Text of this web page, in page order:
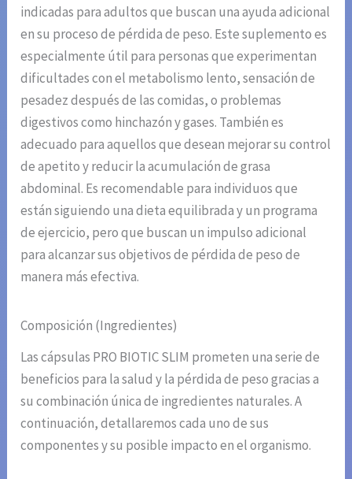
indicadas para adultos que buscan una ayuda adicional
en su proceso de pérdida de peso. Este suplemento es
especialmente útil para personas que experimentan
dificultades con el metabolismo lento, sensación de
pesadez después de las comidas, o problemas
digestivos como hinchazón y gases. También es
adecuado para aquellos que desean mejorar su control
de apetito y reducir la acumulación de grasa
abdominal. Es recomendable para individuos que
están siguiendo una dieta equilibrada y un programa
de ejercicio, pero que buscan un impulso adicional
para alcanzar sus objetivos de pérdida de peso de
manera más efectiva.
Composición (Ingredientes)
Las cápsulas PRO BIOTIC SLIM prometen una serie de
beneficios para la salud y la pérdida de peso gracias a
su combinación única de ingredientes naturales. A
continuación, detallaremos cada uno de sus
componentes y su posible impacto en el organismo.